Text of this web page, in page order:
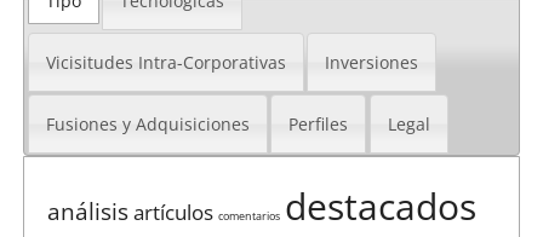
Vicisitudes Intra-Corporativas Inversiones
Fusiones y Adquisiciones Perfiles Legal
análisisartículos comentarios destacados